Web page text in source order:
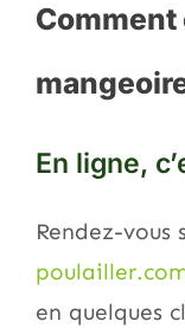
En ligne,
Rendez-vous
en quelques